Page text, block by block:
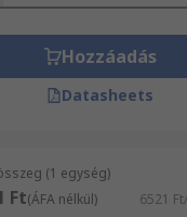
Hozzáadás
Datasheets
(1 egység)
Ft(ÁFA nélkül) 6521